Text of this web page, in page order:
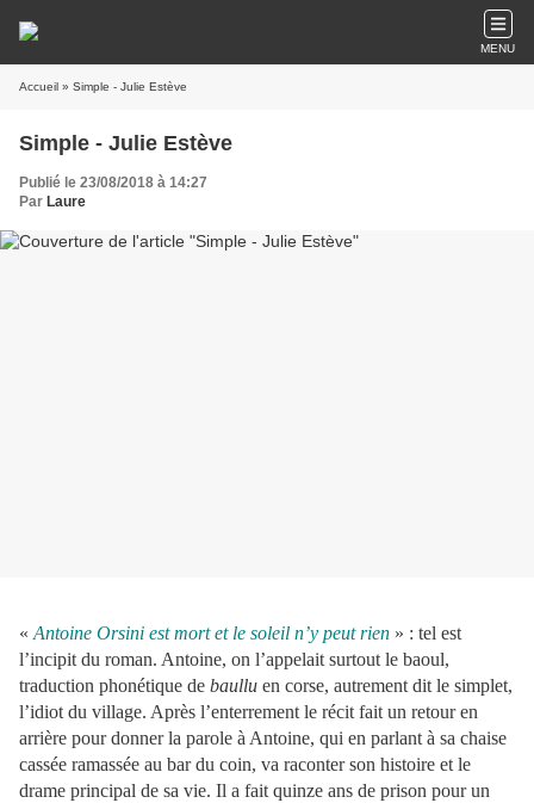
MENU
Accueil » Simple - Julie Estève
Simple - Julie Estève
Publié le 23/08/2018 à 14:27
Par Laure
« Antoine Orsini est mort et le soleil n’y peut rien » : tel est
l’incipit du roman. Antoine, on l’appelait surtout le baoul,
traduction phonétique de baullu en corse, autrement dit le simplet,
l’idiot du village. Après l’enterrement le récit fait un retour en
arrière pour donner la parole à Antoine, qui en parlant à sa chaise
cassée ramassée au bar du coin, va raconter son histoire et le
drame principal de sa vie. Il a fait quinze ans de prison pour un